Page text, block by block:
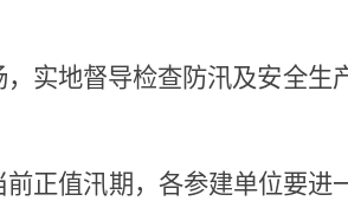
实地督导检查防汛及安全生
正值汛期，各参建单位要进